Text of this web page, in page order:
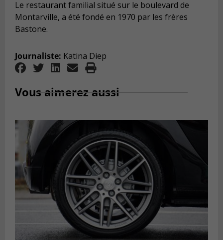
Le restaurant familial situé sur le boulevard de
Montarville, a été fondé en 1970 par les frères
Bastone.
Journaliste: Katina Diep
Vous aimerez aussi